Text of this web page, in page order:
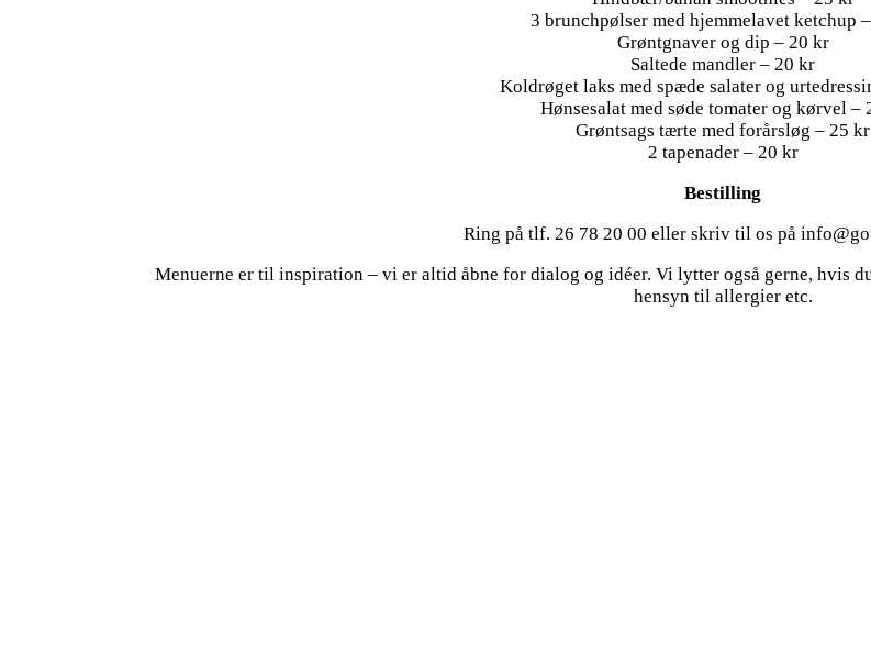
3 brunchpølser med hjemmelavet ketchup
Grøntgnaver og dip – 20 kr
Saltede mandler – 20 kr
Koldrøget laks med spæde salater og
Hønsesalat med søde tomater og kørvel –
Grøntsags tærte med forårsløg – 25 kr
2 tapenader – 20 kr
Bestilling
Ring på tlf. 26 78 20 00 eller skriv til os på
Menuerne er til inspiration – vi er altid åbne for dialog og idéer. Vi lytter også gerne, hvis
hensyn til allergier etc.